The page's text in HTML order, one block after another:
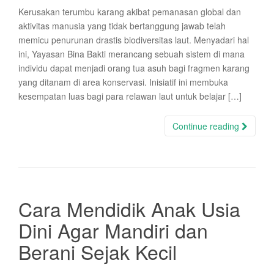
Kerusakan terumbu karang akibat pemanasan global dan
aktivitas manusia yang tidak bertanggung jawab telah
memicu penurunan drastis biodiversitas laut. Menyadari hal
ini, Yayasan Bina Bakti merancang sebuah sistem di mana
individu dapat menjadi orang tua asuh bagi fragmen karang
yang ditanam di area konservasi. Inisiatif ini membuka
kesempatan luas bagi para relawan laut untuk belajar […]
Continue reading
Cara Mendidik Anak Usia
Dini Agar Mandiri dan
Berani Sejak Kecil